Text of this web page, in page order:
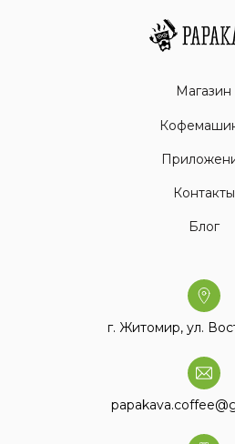
Магазин
Контакты
Блог
г. Житомир, ул.